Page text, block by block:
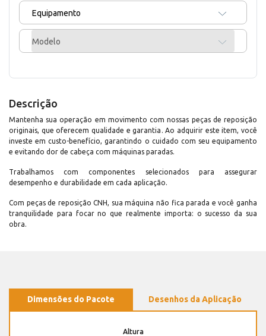
Equipamento
Modelo
Descrição
Mantenha sua operação em movimento com nossas peças de reposição
originais, que oferecem qualidade e garantia. Ao adquirir este item, você
investe em custo-benefício, garantindo o cuidado com seu equipamento
e evitando dor de cabeça com máquinas paradas.
Trabalhamos com componentes selecionados para assegurar
desempenho e durabilidade em cada aplicação.
Com peças de reposição CNH, sua máquina não fica parada e você ganha
tranquilidade para focar no que realmente importa: o sucesso da sua
obra.
Dimensões do Pacote Desenhos da Aplicação
Altura